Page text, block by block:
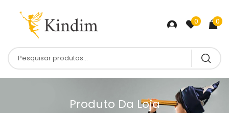
0 0
Produto Da Loja